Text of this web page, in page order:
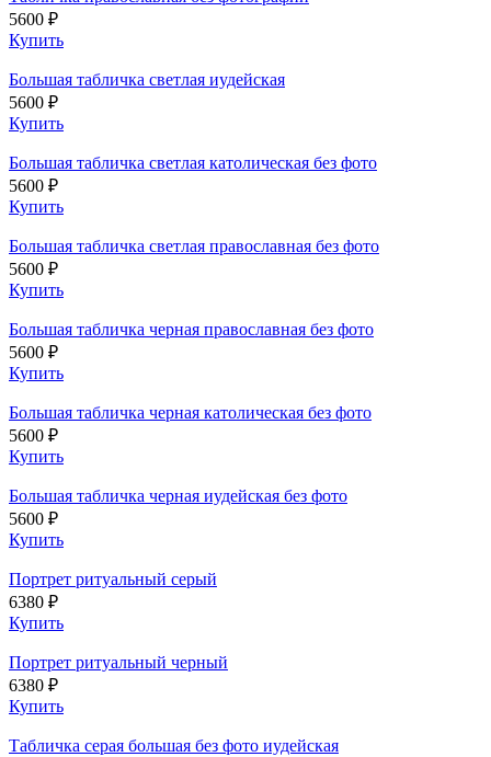
5600 ₽
Купить
Большая табличка светлая иудейская
5600 ₽
Купить
Большая табличка светлая католическая без фото
5600 ₽
Купить
Большая табличка светлая православная без фото
5600 ₽
Купить
Большая табличка черная православная без фото
5600 ₽
Купить
Большая табличка черная католическая без фото
5600 ₽
Купить
Большая табличка черная иудейская без фото
5600 ₽
Купить
Портрет ритуальный серый
6380 ₽
Купить
Портрет ритуальный черный
6380 ₽
Купить
Табличка серая большая без фото иудейская